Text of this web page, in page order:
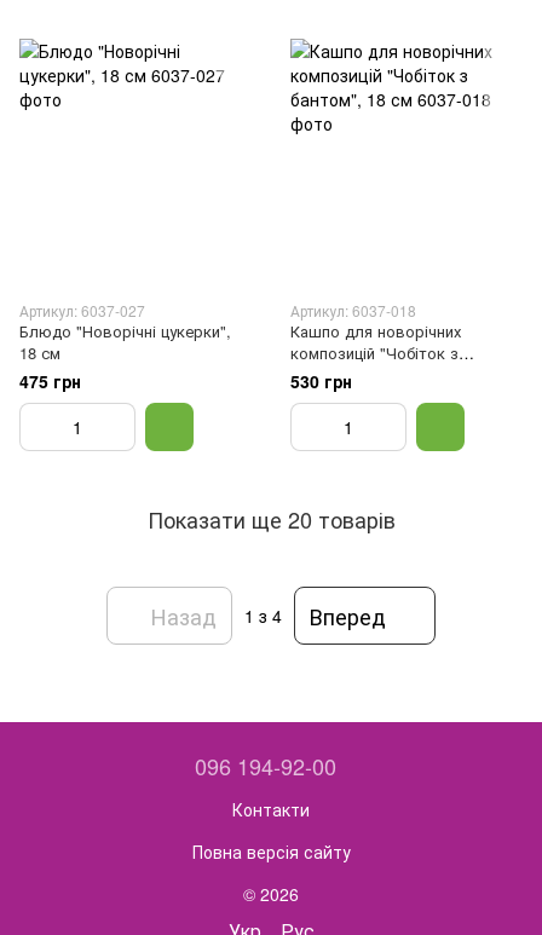
Артикул: 6037-027
Блюдо "Новорічні цукерки",
18 см
475 грн
Артикул: 6037-018
Кашпо для новорічних
композицій "Чобіток з
бантом", 18 см
530 грн
Показати ще 20 товарів
Назад 1 з 4 Вперед
096 194-92-00
Контакти
Повна версія сайту
© 2026